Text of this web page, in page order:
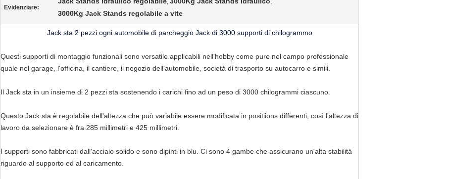
Evidenziare:
, ,
3000Kg Jack Stands regolabile a vite
Jack sta 2 pezzi ogni automobile di parcheggio Jack di 3000 supporti di chilogrammo
Questi supporti di montaggio funzionali sono versatile applicabili nell'hobby come pure nel campo professionale
quale nel garage, l'officina, il cantiere, il negozio dell'automobile, società di trasporto su autocarro e simili.
Il Jack sta in un insieme di 2 pezzi sta sostenendo i carichi fino ad un peso di 3000 chilogrammi ciascuno.
Questo Jack sta è regolabile dell'altezza che può variabile essere modificata in positiions differenti; così l'altezza di
lavoro da selezionare è fra 285 millimetri e 425 millimetri.
I supporti sono fabbricati dall'acciaio solido e sono dipinti in blu. Ci sono 4 gambe che assicurano un'alta stabilità
riguardo al supporto ed al caricamento.